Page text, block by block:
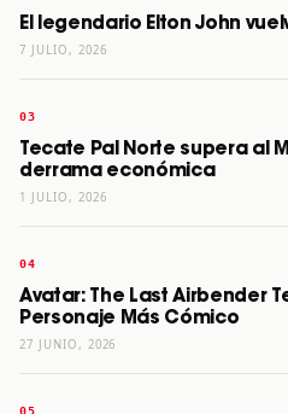
El legendario Elton John
7 JULIO, 2026
Tecate Pal Norte supera al
derrama económica
1 JULIO, 2026
Avatar: The Last Airbender
Personaje Más Cómico
27 JUNIO, 2026